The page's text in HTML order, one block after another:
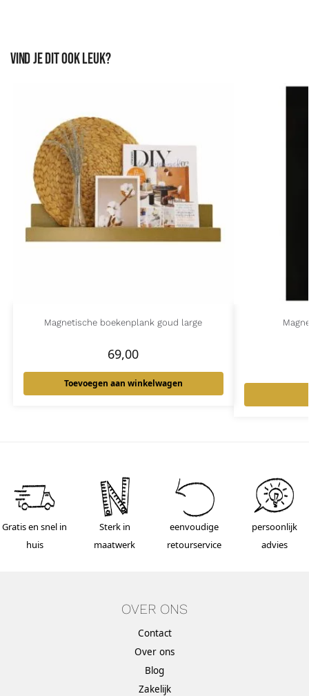
Vind je dit ook leuk?
Magnetische boekenplank goud large
69,00
Toevoegen aan winkelwagen
Gratis en snel in
huis
Sterk in
maatwerk
eenvoudige
retourservice
persoonlijk
advies
OVER ONS
Contact
Over ons
Blog
Zakelijk